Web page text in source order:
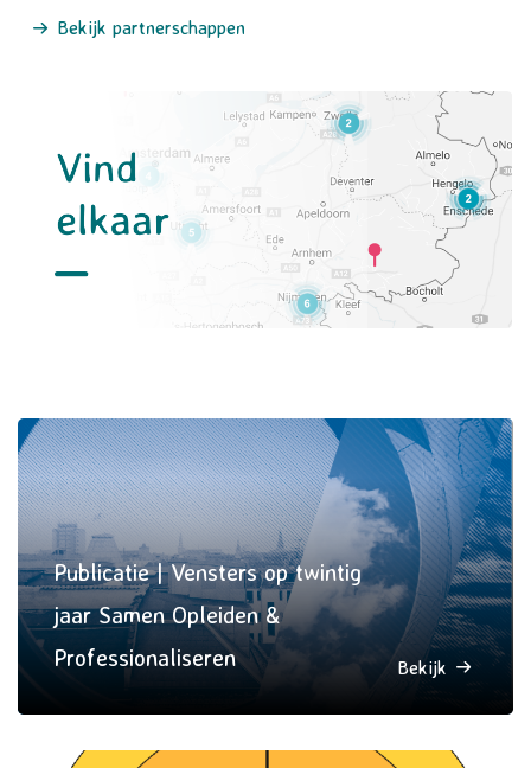
Bekijk partnerschappen
Publicatie | Vensters op twintig
jaar Samen Opleiden &
Professionaliseren
Bekijk